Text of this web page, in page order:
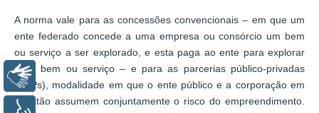
A norma vale para as concessões convencionais – em que um
ente federado concede a uma empresa ou consórcio um bem
ou serviço a ser explorado, e esta paga ao ente para explorar
esse bem ou serviço – e para as parcerias público-privadas
(PPPs), modalidade em que o ente público e a corporação em
questão assumem conjuntamente o risco do empreendimento.
Libras